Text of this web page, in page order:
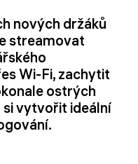
nových držáků
streamovat
Wi-Fi, zachytit
ostrých
si vytvořit ideální